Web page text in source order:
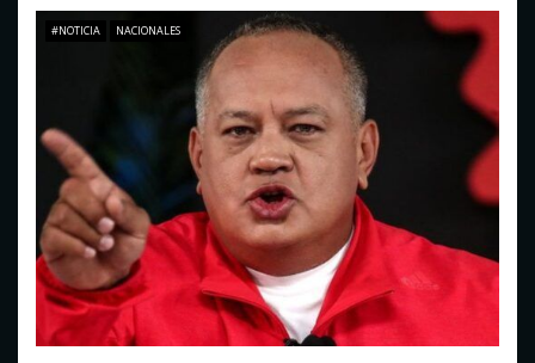
#NOTICIA NACIONALES